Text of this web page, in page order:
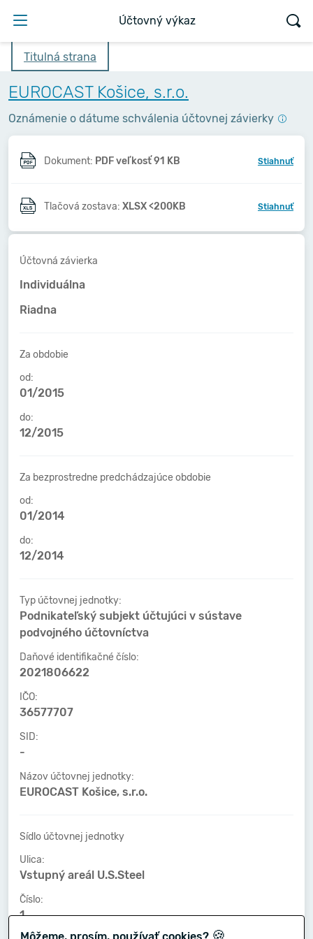
Účtovný výkaz
Titulná strana
EUROCAST Košice, s.r.o.
Oznámenie o dátume schválenia účtovnej závierky
Dokument: PDF veľkosť 91 KB Stiahnuť
Tlačová zostava: XLSX <200KB Stiahnuť
Účtovná závierka
Individuálna
Riadna
Za obdobie
od:
01/2015
do:
12/2015
Za bezprostredne predchádzajúce obdobie
od:
01/2014
do:
12/2014
Typ účtovnej jednotky:
Podnikateľský subjekt účtujúci v sústave
podvojného účtovníctva
Daňové identifikačné číslo:
2021806622
IČO:
36577707
SID:
-
Názov účtovnej jednotky:
EUROCAST Košice, s.r.o.
Sídlo účtovnej jednotky
Ulica:
Vstupný areál U.S.Steel
Číslo:
1
🍪